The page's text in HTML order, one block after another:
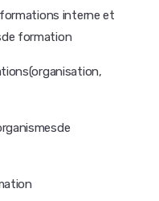
interne et
formation